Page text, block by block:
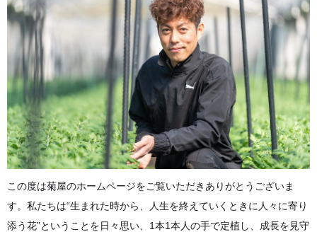
この度は菊屋のホームページをご覧いただきありがとうございま
す。私たちは“生まれた時から、人生を終えていくときに人々に寄り
添う花”ということを日々思い、1本1本人の手で定植し、成長を見守